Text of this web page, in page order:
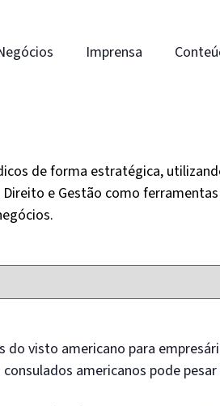
Imprensa
de forma estratégica,
e Gestão como
do visto americano para
americanos pode